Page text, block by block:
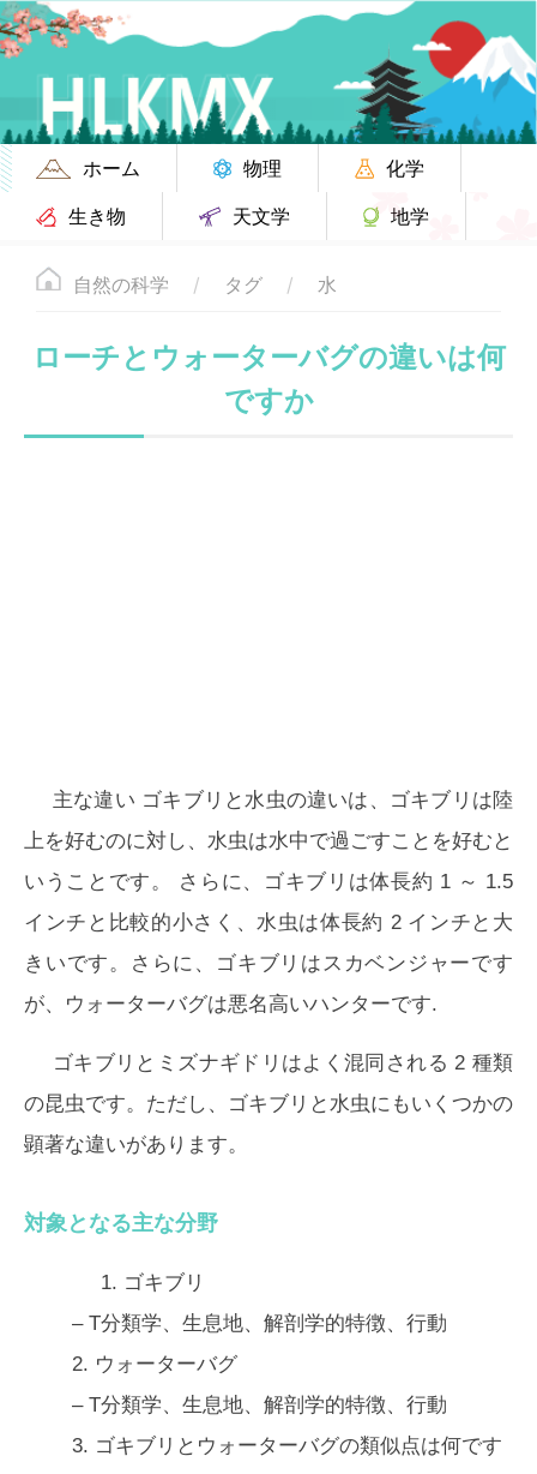
ホーム 物理
化学
生き物
天文学 地学
自然の科学 タグ 水
ローチとウォーターバグの違いは何
ですか
主な違い ゴキブリと水虫の違いは、
ゴキブリは陸
上を好むのに対し、水虫は水中で過ごすことを好むと
いうことです。 さらに、ゴキブリは体長約 1 ～ 1.5
インチと比較的小さく、水虫は体長約 2 インチと大
きいです。さらに、ゴキブリはスカベンジャーです
が、ウォーターバグは悪名高いハンターです.
ゴキブリとミズナギドリはよく混同される 2 種類
の昆虫です。ただし、ゴキブリと水虫にもいくつかの
顕著な違いがあります。
対象となる主な分野
1. ゴキブリ
– T分類学、生息地、解剖学的特徴、行動
2. ウォーターバグ
– T分類学、生息地、解剖学的特徴、行動
3. ゴキブリとウォーターバグの類似点は何です